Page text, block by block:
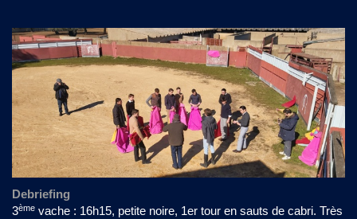
Debriefing
3ème vache : 16h15, petite noire, 1er tour en sauts de cabri. Très